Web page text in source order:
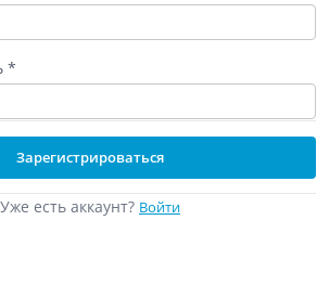
*
Зарегистрироваться
Уже есть аккаунт? Войти